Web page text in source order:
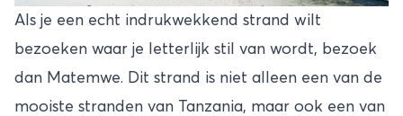
Als je een echt indrukwekkend strand wilt
bezoeken waar je letterlijk stil van wordt, bezoek
dan Matemwe. Dit strand is niet alleen een van de
mooiste stranden van Tanzania, maar ook een van